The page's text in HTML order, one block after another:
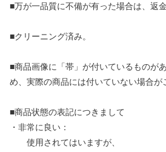
■万が一品質に不備が有った場合は、返金
■クリーニング済み。
■商品画像に「帯」が付いているものが
め、実際の商品には付いていない場合が
■商品状態の表記につきまして
・非常に良い：
使用されてはいますが、